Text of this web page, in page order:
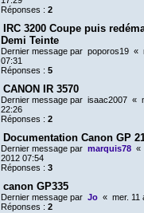
Réponses : 2
IRC 3200 Coupe puis
Demi Teinte
Dernier message par poporos19 «
07:31
Réponses : 5
CANON IR 3570
Dernier message par isaac2007 «
22:26
Réponses : 2
Documentation Canon GP
Dernier message par marquis78 «
2012 07:54
Réponses : 3
canon GP335
Dernier message par Jo « mer. 11
Réponses : 2